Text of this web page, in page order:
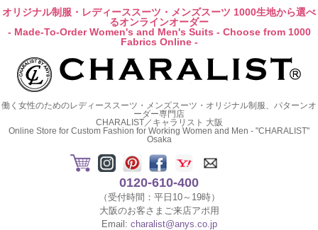
オリジナル制服・レディーススーツ・メンズスーツ 1000生地から選べ
るオンラインオーダー
- Made-To-Order Women's and Men's Suits - Choose from 1000
Fabrics Online -
働く女性のためのレディーススーツ・メンズスーツ・オリジナル制服、パターンオ
ーダー専門店
CHARALIST／キャラリスト 大阪
Online Store for Custom Fashion for Working Women and Men - "CHARALIST"
Osaka
0120-610-400
（受付時間：平日10～19時）
大阪のお客さまご来店アポ用
Email: charalist@anys.co.jp